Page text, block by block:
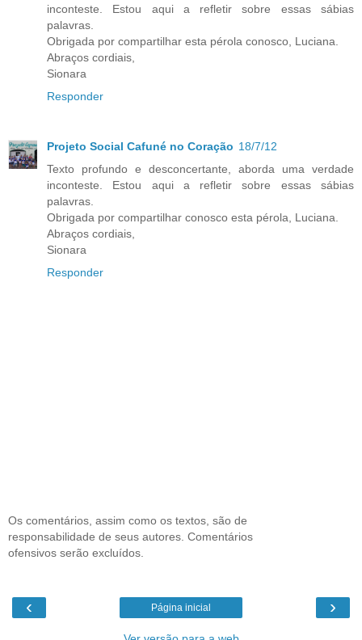
inconteste. Estou aqui a refletir sobre essas sábias
palavras.
Obrigada por compartilhar esta pérola conosco, Luciana.
Abraços cordiais,
Sionara
Responder
Projeto Social Cafuné no Coração 18/7/12
Texto profundo e desconcertante, aborda uma verdade
inconteste. Estou aqui a refletir sobre essas sábias
palavras.
Obrigada por compartilhar conosco esta pérola, Luciana.
Abraços cordiais,
Sionara
Responder
Os comentários, assim como os textos, são de
responsabilidade de seus autores. Comentários
ofensivos serão excluídos.
‹ ›
Página inicial